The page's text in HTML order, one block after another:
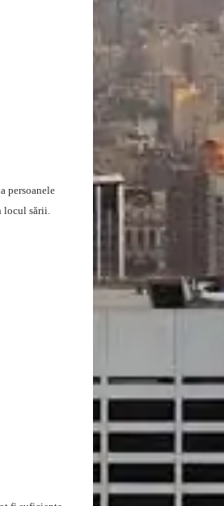
persoanele
locul sării.